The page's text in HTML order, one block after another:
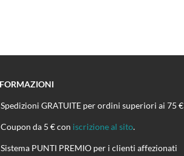
Spedizioni GRATUITE per ordini superiori ai 75 €
Coupon da 5 € con iscrizione al sito.
Sistema PUNTI PREMIO per i clienti affezionati